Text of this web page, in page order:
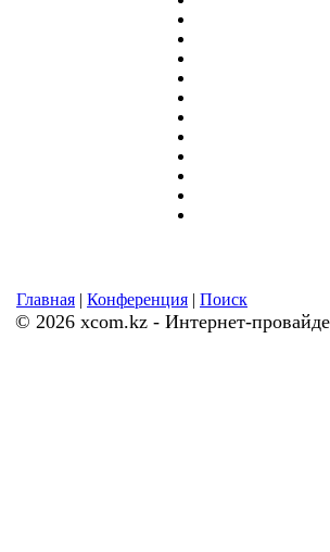
Главная | Конференция | Поиск
© 2026 xcom.kz - Интернет-